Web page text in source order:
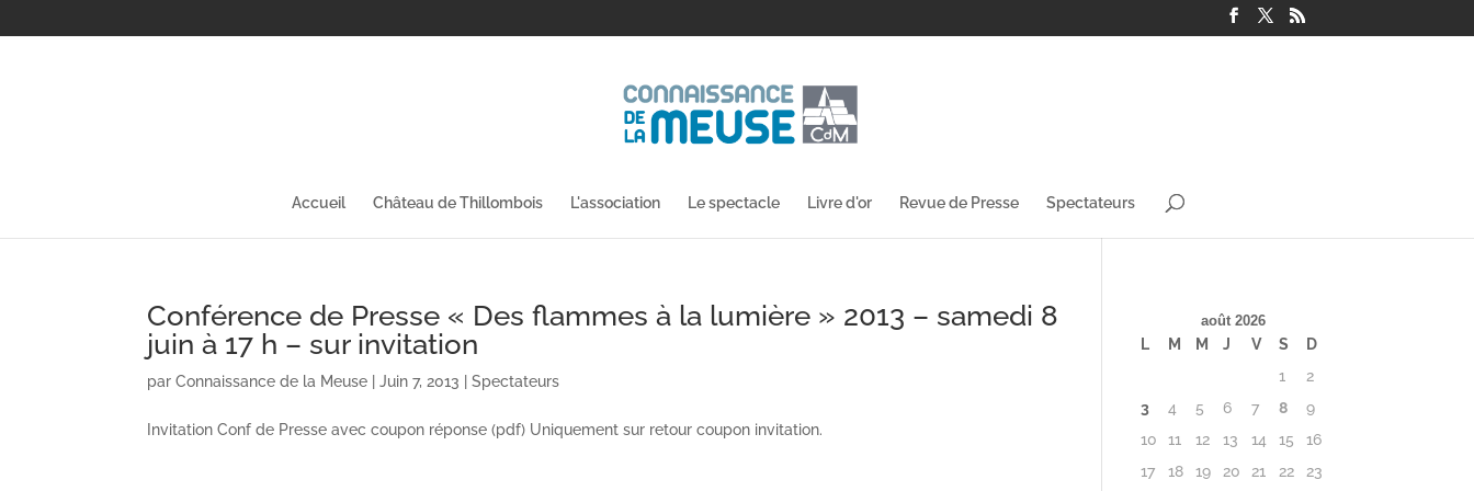
Accueil Château de Thillombois L'association Le spectacle Livre d'or Revue de Presse Spectateurs
Conférence de Presse « Des flammes à la lumière » 2013 – samedi 8
juin à 17 h – sur invitation
parConnaissance de la Meuse |Juin 7, 2013 |Spectateurs
Invitation Conf de Presse avec coupon réponse (pdf) Uniquement sur retour coupon invitation.
août 2026
L M M J V S
D
1
2
3
4 5 6 7 8
9
10
11 12 13 14 15
16
17
18 19 20 21 22
23